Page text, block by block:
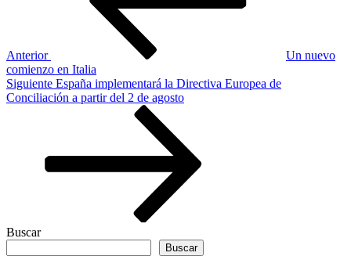
Anterior
Un nuevo
comienzo en Italia
Siguiente
entrada
Siguiente España implementará la Directiva Europea de
Conciliación a partir del 2 de agosto
Buscar
Buscar